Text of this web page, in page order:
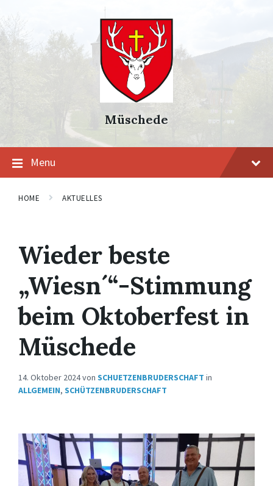
to
content
to
main
navigation
to
footer
Müschede
Menu
HOME AKTUELLES
Wieder beste
„Wiesn´“-Stimmung
beim Oktoberfest in
Müschede
14. Oktober 2024von SCHUETZENBRUDERSCHAFT in
ALLGEMEIN, SCHÜTZENBRUDERSCHAFT